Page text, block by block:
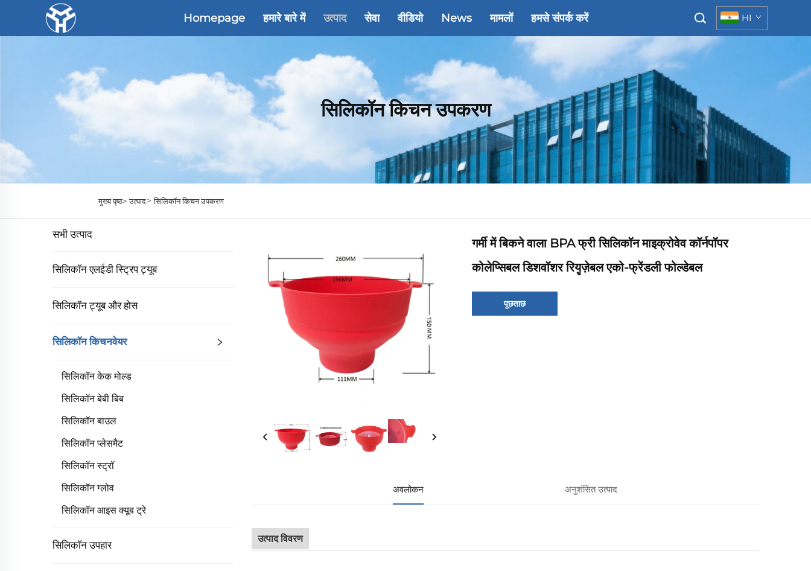
Homepage हमारे बारे में उत्पाद सेवा वीडियो News मामलों हमसे संपर्क करें HI
सिलिकॉन किचन उपकरण
मुख्य पृष्ठ> उत्पाद>सिलिकॉन किचन उपकरण
सभी उत्पाद
सिलिकॉन एलईडी स्ट्रिप ट्यूब
सिलिकॉन ट्यूब और होस
सिलिकॉन किचनवेयर
सिलिकॉन केक मोल्ड
सिलिकॉन बेबी बिब
सिलिकॉन बाउल
सिलिकॉन प्लेसमैट
सिलिकॉन स्ट्रॉ
सिलिकॉन ग्लोव
सिलिकॉन आइस क्यूब ट्रे
सिलिकॉन उपहार
गर्मी में बिकने वाला BPA फ्री सिलिकॉन माइक्रोवेव कॉर्नपॉपर
कोलेप्सिबल डिशवॉशर रियูज़ेबल एको-फ्रेंडली फोल्डेबल
पूछताछ
अवलोकन अनुशंसित उत्पाद
उत्पाद विवरण